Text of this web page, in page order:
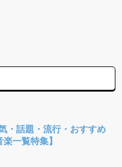
・話題・流行・おすすめ
一覧特集】